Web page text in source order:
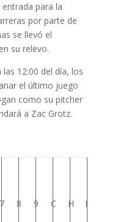
para la
por parte de
se llevó el
su relevo.
12:00 del día, los
el último juego
como su pitcher
a Zac Grotz.
7 8 9 C H E